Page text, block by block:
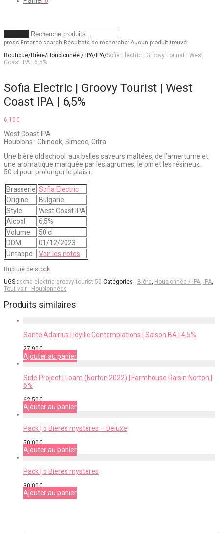
press Enterto search Résultats de recherche: Aucun produit trouvé.
Boutique/Bière/Houblonnée / IPA/ IPA/Sofia Electric | Groovy Tourist | West
Coast IPA | 6,5%
Sofia Electric | Groovy Tourist | West
Coast IPA | 6,5%
6,10€
West Coast IPA
Houblons : Chinook, Simcoe, Citra
Une bière old school, aux belles saveurs maltées, de l’amertume et
une aromatique marquée par les agrumes, le pin et les résineux.
50 cl pour prolonger le plaisir.
Brasserie Sofia Electric
Origine
Bulgarie
Style
West Coast IPA
Alcool
6,5%
Volume
50 cl
DDM
01/12/2023
Untappd
Voir les notes
Rupture de stock
UGS : sofia-electric-groovy-tourist-50 Catégories : Bière, Houblonnée / IPA, IPA,
Tout voir - Houblonnées
Produits similaires
Sante Adairius | Idyllic Contemplations | Saison BA | 4,5%
27,90€
Ajouter au panier
Side Project | Loam (Norton 2022) | Farmhouse Raisin Norton |
6%
62,50€
Ajouter au panier
Pack | 6 Bières mystères – Deluxe
50,00€
Ajouter au panier
Pack | 6 Bières mystères
30,00€
Ajouter au panier